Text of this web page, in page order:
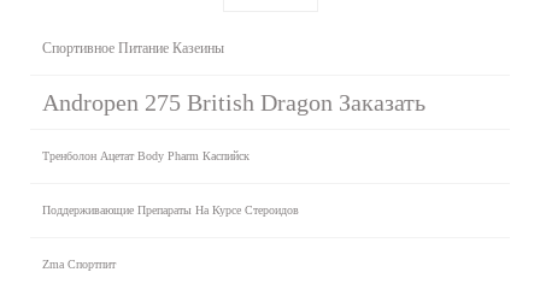
Спортивное Питание Казеины
Andropen 275 British Dragon Заказать
Тренболон Ацетат Body Pharm Каспийск
Поддерживающие Препараты На Курсе Стероидов
Zma Спортпит